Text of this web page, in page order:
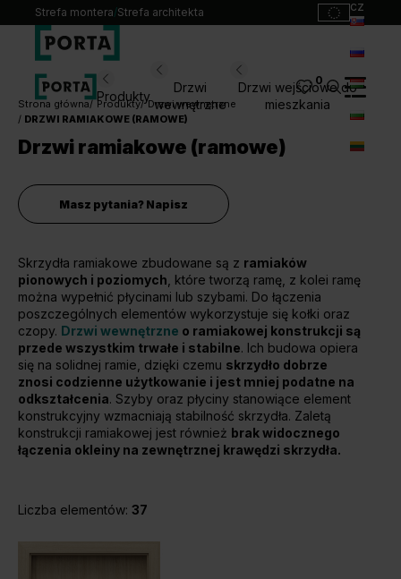
Strefa montera/Strefa architekta cz
hu
Produkty
Drzwi
wewnętrzne
Drzwi wejściowe do
mieszkania
0
Wybierz swoje drzwi
Produkty
Monterzy
Pliki do pobrania
Biuro prasowe
O nas
Blog
Unia Europejska
Extranet
OBSERWUJ NAS
Strona główna Produkty
Drzwi wewnętrzne
DRZWI RAMIAKOWE (RAMOWE)
Drzwi ramiakowe (ramowe)
Masz pytania? Napisz
Skrzydła ramiakowe zbudowane są z ramiaków
pionowych i poziomych , które tworzą ramę, z kolei ramę
można wypełnić płycinami lub szybami. Do łączenia
poszczególnych elementów wykorzystuje się kołki oraz
czopy. Drzwi wewnętrzne o ramiakowej konstrukcji są
przede wszystkim trwałe i stabilne. Ich budowa opiera
się na solidnej ramie, dzięki czemu skrzydło dobrze
znosi codzienne użytkowanie i jest mniej podatne na
odkształcenia. Szyby oraz płyciny stanowiące element
konstrukcyjny wzmacniają stabilność skrzydła. Zaletą
konstrukcji ramiakowej jest również brak widocznego
łączenia okleiny na zewnętrznej krawędzi skrzydła.
Liczba elementów: 37